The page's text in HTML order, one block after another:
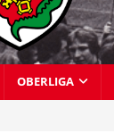
OBERLIGA